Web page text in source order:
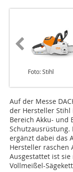
Foto: Stihl
Auf der Messe
der Hersteller
Bereich Akku- und
Schutzausrüstung.
ergänzt dabei das
Hersteller raschen
Ausgestattet ist sie
Vollmeißel-